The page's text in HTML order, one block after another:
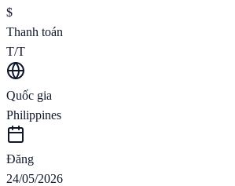
$
Thanh toán
T/T
Quốc gia
Philippines
Đăng
24/05/2026